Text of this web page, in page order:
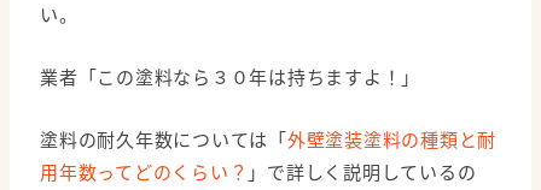
い。
業者「この塗料なら３０年は持ちますよ！」
塗料の耐久年数については「外壁塗装塗料の種類と耐
用年数ってどのくらい？ 」で詳しく説明しているの